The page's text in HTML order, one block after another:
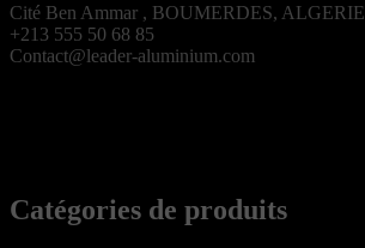
Cité Ben Ammar , BOUMERDES, ALGERIE
+213 555 50 68 85
Contact@leader-aluminium.com
Catégories de produits